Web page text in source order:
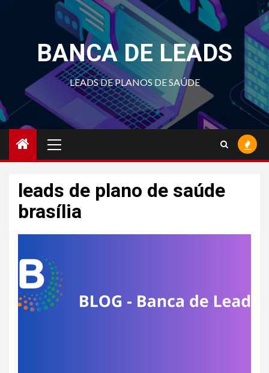
BANCA DE LEADS
LEADS DE PLANOS DE SAÚDE
Menu
leads de plano de saúde
brasília